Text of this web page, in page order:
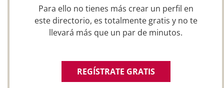
Para ello no tienes más crear un perfil en
este directorio, es totalmente gratis y no te
llevará más que un par de minutos.
REGÍSTRATE GRATIS